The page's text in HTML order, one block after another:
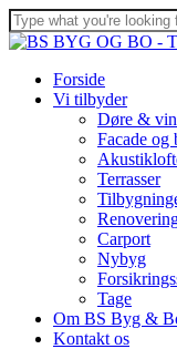
Skip
to
content
Close
Menu
Forside
Vi tilbyder
Døre &
Facade
Terrasser
Carport
Nybyg
Tage
Om BS Byg &
Kontakt os